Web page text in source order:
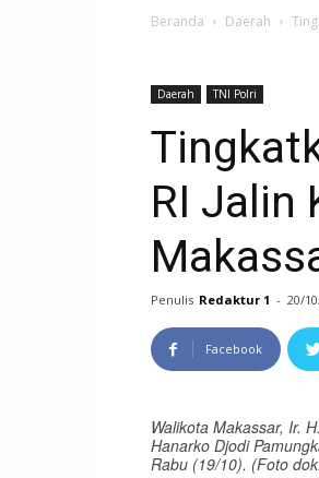
Beranda Daerah
Daerah TNI Polri
RI Jalin
Penulis Redaktur 1 - 20/
Facebook
Walikota Makassar, Ir.
Hanarko Djodi
Rabu (19/10). (Foto